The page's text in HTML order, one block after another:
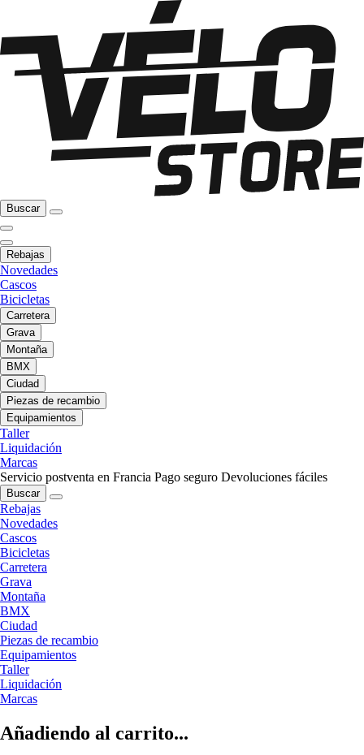
Buscar
Rebajas
Novedades
Cascos
Bicicletas
Carretera
Grava
Montaña
BMX
Ciudad
Piezas de recambio
Equipamientos
Taller
Liquidación
Marcas
Servicio postventa en Francia Pago seguro Devoluciones fáciles
Buscar
Rebajas
Novedades
Cascos
Bicicletas
Carretera
Grava
Montaña
BMX
Ciudad
Piezas de recambio
Equipamientos
Taller
Liquidación
Marcas
Añadiendo al carrito...